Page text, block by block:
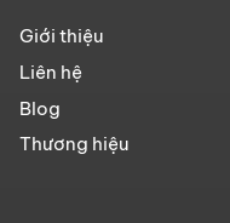
Giới thiệu
Liên hệ
Blog
Thương hiệu